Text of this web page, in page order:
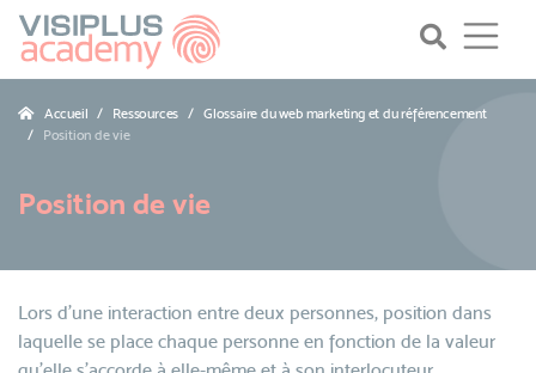
Accueil Ressources
Glossaire du web marketing et du référencement
Position de vie
Position de vie
Lors d'une interaction entre deux personnes, position dans
laquelle se place chaque personne en fonction de la valeur